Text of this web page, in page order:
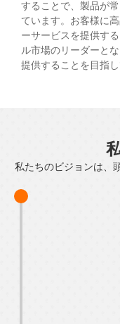
することで、製品が
ています。お客様に
ーサービスを提供す
ル市場のリーダーと
提供することを目指し
私たちのビジョンは、